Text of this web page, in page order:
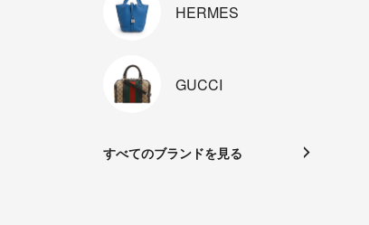
HERMES
GUCCI
すべてのブランドを見る